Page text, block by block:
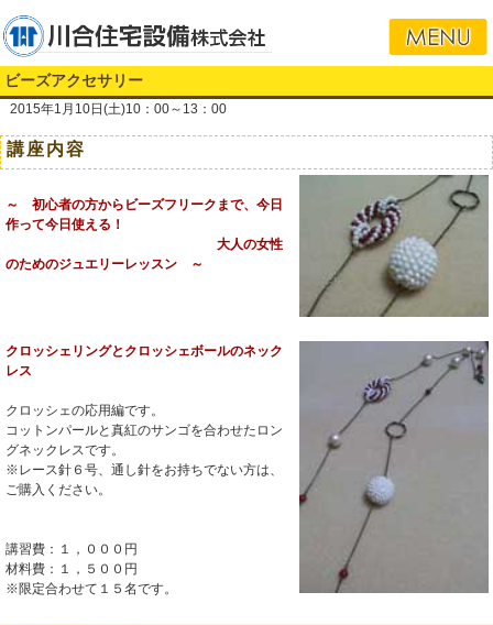
ビーズアクセサリー
2015年1月10日(土)10：00～13：00
講座内容
～ 初心者の方からビーズフリークまで、今日
作って今日使える！
大人の女性
のためのジュエリーレッスン ～
クロッシェリングとクロッシェボールのネック
レス
クロッシェの応用編です。
コットンパールと真紅のサンゴを合わせたロン
グネックレスです。
※レース針６号、通し針をお持ちでない方は、
ご購入ください。
講習費：１，０００円
材料費：１，５００円
※限定合わせて１５名です。